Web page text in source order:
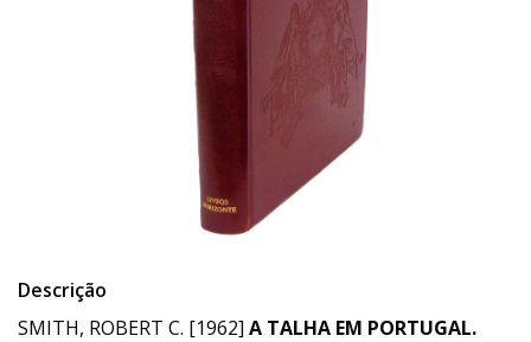
Descrição
SMITH, ROBERT C. [1962] A TALHA EM PORTUGAL.